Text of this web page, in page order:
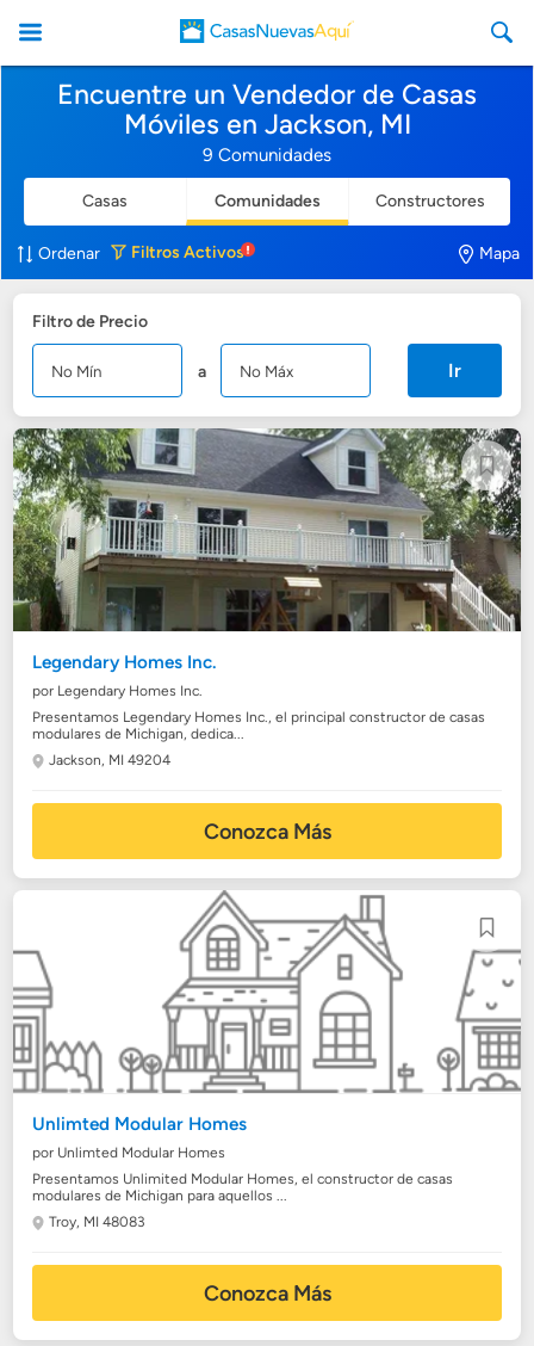
CasasNuevasAqui
Encuentre un Vendedor de Casas
Móviles en Jackson, MI
9 Comunidades
Casas Comunidades Constructores
Ordenar Filtros Activos Mapa
Filtro de Precio
a Ir
Legendary Homes Inc.
por Legendary Homes Inc.
Presentamos Legendary Homes Inc., el principal constructor de casas
modulares de Michigan, dedica...
Jackson, MI 49204
Conozca Más
Unlimted Modular Homes
por Unlimted Modular Homes
Presentamos Unlimited Modular Homes, el constructor de casas
modulares de Michigan para aquellos ...
Troy, MI 48083
Conozca Más